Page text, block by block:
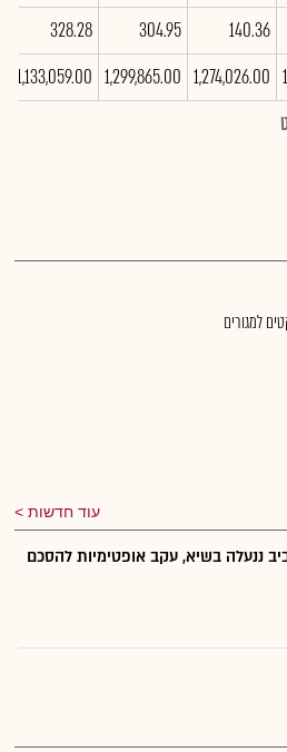
140.36
304.95
328.28
1,274,026.00
1,299,865.00
1,133,059.00
למגורים
עוד חדשות
ננעלה בשיא, עקב אופטימיות להסכם